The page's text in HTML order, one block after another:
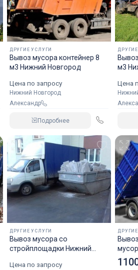
ДРУГИЕ УСЛУГИ
Вывоз мусора контейнер 8
м3 Нижний Новгород
Цена по запросу
Нижний Новгород
Александр
Подробнее
м3
Цена
ДРУГИЕ УСЛУГИ
Вывоз мусора со
стройплощадки Нижний
Цена по запросу
Газон